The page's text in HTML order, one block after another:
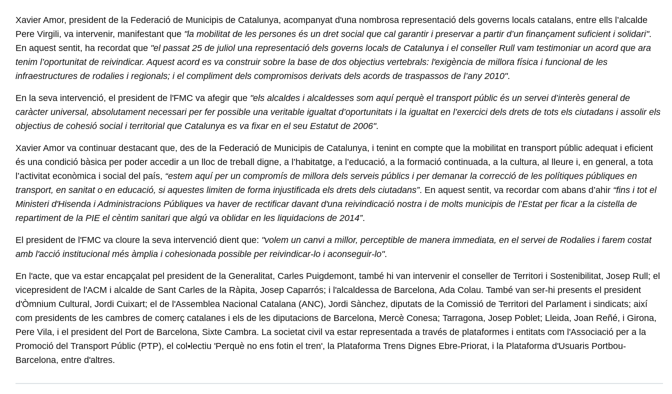
Xavier Amor, president de la Federació de Municipis de Catalunya, acompanyat d'una nombrosa representació dels governs locals catalans, entre ells l’alcalde
Pere Virgili, va intervenir, manifestant que "la mobilitat de les persones és un dret social que cal garantir i preservar a partir d’un finançament suficient i solidari".
En aquest sentit, ha recordat que "el passat 25 de juliol una representació dels governs locals de Catalunya i el conseller Rull vam testimoniar un acord que ara
tenim l’oportunitat de reivindicar. Aquest acord es va construir sobre la base de dos objectius vertebrals: l'exigència de millora física i funcional de les
infraestructures de rodalies i regionals; i el compliment dels compromisos derivats dels acords de traspassos de l’any 2010".
En la seva intervenció, el president de l'FMC va afegir que "els alcaldes i alcaldesses som aquí perquè el transport públic és un servei d’interès general de
caràcter universal, absolutament necessari per fer possible una veritable igualtat d’oportunitats i la igualtat en l’exercici dels drets de tots els ciutadans i assolir els
objectius de cohesió social i territorial que Catalunya es va fixar en el seu Estatut de 2006".
Xavier Amor va continuar destacant que, des de la Federació de Municipis de Catalunya, i tenint en compte que la mobilitat en transport públic adequat i eficient
és una condició bàsica per poder accedir a un lloc de treball digne, a l’habitatge, a l’educació, a la formació continuada, a la cultura, al lleure i, en general, a tota
l’activitat econòmica i social del país, “estem aquí per un compromís de millora dels serveis públics i per demanar la correcció de les polítiques públiques en
transport, en sanitat o en educació, si aquestes limiten de forma injustificada els drets dels ciutadans”. En aquest sentit, va recordar com abans d’ahir “fins i tot el
Ministeri d'Hisenda i Administracions Públiques va haver de rectificar davant d'una reivindicació nostra i de molts municipis de l’Estat per ficar a la cistella de
repartiment de la PIE el cèntim sanitari que algú va oblidar en les liquidacions de 2014”.
El president de l'FMC va cloure la seva intervenció dient que: "volem un canvi a millor, perceptible de manera immediata, en el servei de Rodalies i farem costat
amb l'acció institucional més àmplia i cohesionada possible per reivindicar-lo i aconseguir-lo".
En l'acte, que va estar encapçalat pel president de la Generalitat, Carles Puigdemont, també hi van intervenir el conseller de Territori i Sostenibilitat, Josep Rull; el
vicepresident de l'ACM i alcalde de Sant Carles de la Ràpita, Josep Caparrós; i l'alcaldessa de Barcelona, Ada Colau. També van ser-hi presents el president
d'Òmnium Cultural, Jordi Cuixart; el de l'Assemblea Nacional Catalana (ANC), Jordi Sànchez, diputats de la Comissió de Territori del Parlament i sindicats; així
com presidents de les cambres de comerç catalanes i els de les diputacions de Barcelona, Mercè Conesa; Tarragona, Josep Poblet; Lleida, Joan Reñé, i Girona,
Pere Vila, i el president del Port de Barcelona, Sixte Cambra. La societat civil va estar representada a través de plataformes i entitats com l'Associació per a la
Promoció del Transport Públic (PTP), el col•lectiu 'Perquè no ens fotin el tren', la Plataforma Trens Dignes Ebre-Priorat, i la Plataforma d'Usuaris Portbou-
Barcelona, entre d'altres.